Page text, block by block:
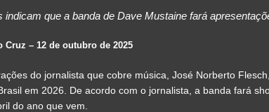
indicam que a banda de Dave Mustaine fará
Cruz – 12 de outubro de 2025
do jornalista que cobre música, José Norberto
em 2026. De acordo com o jornalista, a banda fará
do ano que vem.